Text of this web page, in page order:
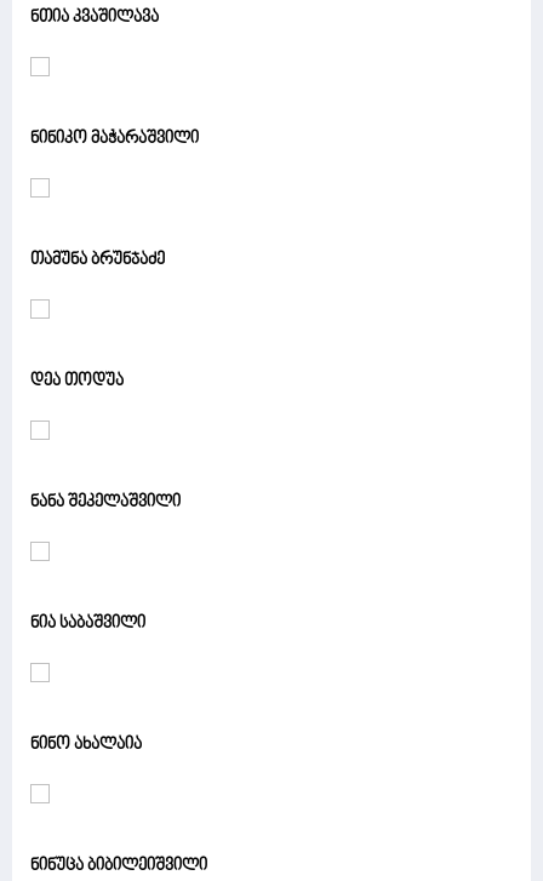
ნთია კვაშილავა
ნინიკო მაჭარაშვილი
თამუნა ბრუნჯაძე
დეა თოდუა
ნანა შეკელაშვილი
ნია საბაშვილი
ნინო ახალაია
ნინუცა ბიბილეიშვილი